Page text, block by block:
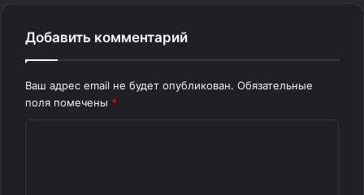
Добавить комментарий
Ваш адрес email не будет опубликован. Обязательные
поля помечены *